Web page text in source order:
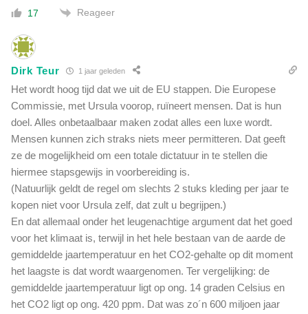
17 Reageer
Dirk Teur 1 jaar geleden
Het wordt hoog tijd dat we uit de EU stappen. Die Europese
Commissie, met Ursula voorop, ruïneert mensen. Dat is hun
doel. Alles onbetaalbaar maken zodat alles een luxe wordt.
Mensen kunnen zich straks niets meer permitteren. Dat geeft
ze de mogelijkheid om een totale dictatuur in te stellen die
hiermee stapsgewijs in voorbereiding is.
(Natuurlijk geldt de regel om slechts 2 stuks kleding per jaar te
kopen niet voor Ursula zelf, dat zult u begrijpen.)
En dat allemaal onder het leugenachtige argument dat het goed
voor het klimaat is, terwijl in het hele bestaan van de aarde de
gemiddelde jaartemperatuur en het CO2-gehalte op dit moment
het laagste is dat wordt waargenomen. Ter vergelijking: de
gemiddelde jaartemperatuur ligt op ong. 14 graden Celsius en
het CO2 ligt op ong. 420 ppm. Dat was zo´n 600 miljoen jaar